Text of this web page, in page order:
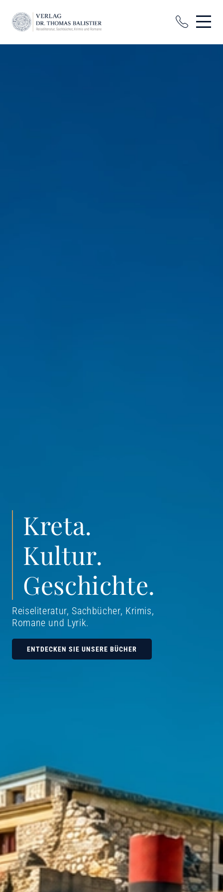
Kreta.
Kultur.
Geschichte.
Reiseliteratur, Sachbücher, Krimis,
Romane und Lyrik.
ENTDECKEN SIE UNSERE BÜCHER